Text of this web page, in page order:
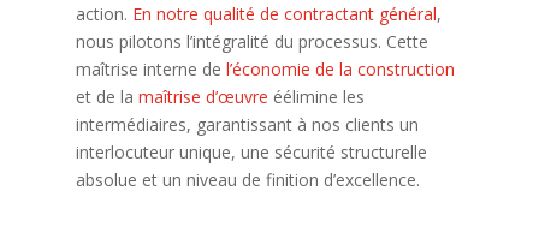
action. En notre qualité de contractant général,
nous pilotons l’intégralité du processus. Cette
maîtrise interne de l’économie de la construction
et de la maîtrise d’œuvre éélimine les
intermédiaires, garantissant à nos clients un
interlocuteur unique, une sécurité structurelle
absolue et un niveau de finition d’excellence.